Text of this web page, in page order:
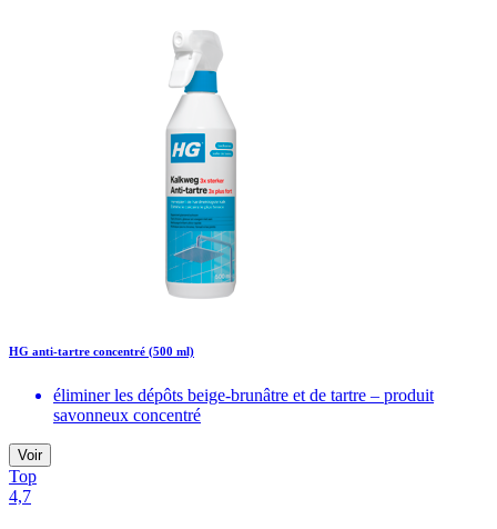
HG anti-tartre concentré (500 ml)
éliminer les dépôts beige-brunâtre et de tartre – produit
savonneux concentré
Voir
Top
4,7